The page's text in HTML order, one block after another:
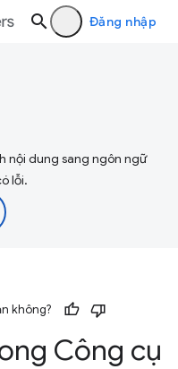
Đăng nhập
nội dung sang ngôn ngữ
lỗi.
không?
Công cụ